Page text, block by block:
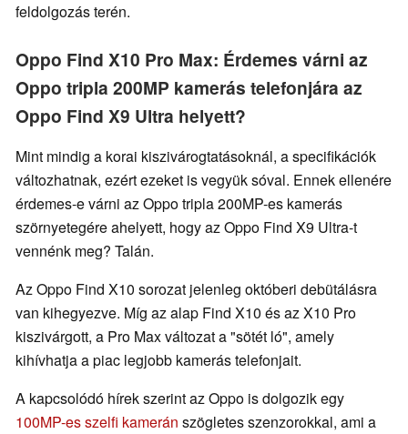
feldolgozás terén.
Oppo Find X10 Pro Max: Érdemes várni az
Oppo tripla 200MP kamerás telefonjára az
Oppo Find X9 Ultra helyett?
Mint mindig a korai kiszivárogtatásoknál, a specifikációk
változhatnak, ezért ezeket is vegyük sóval. Ennek ellenére
érdemes-e várni az Oppo tripla 200MP-es kamerás
szörnyetegére ahelyett, hogy az Oppo Find X9 Ultra-t
vennénk meg? Talán.
Az Oppo Find X10 sorozat jelenleg októberi debütálásra
van kihegyezve. Míg az alap Find X10 és az X10 Pro
kiszivárgott, a Pro Max változat a "sötét ló", amely
kihívhatja a piac legjobb kamerás telefonjait.
A kapcsolódó hírek szerint az Oppo is dolgozik egy
100MP-es szelfi kamerán szögletes szenzorokkal, ami a